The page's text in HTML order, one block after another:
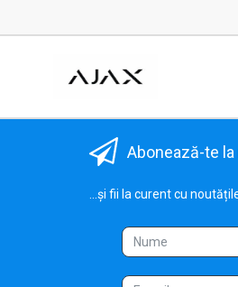
Abonează-te
...și fii la curent cu